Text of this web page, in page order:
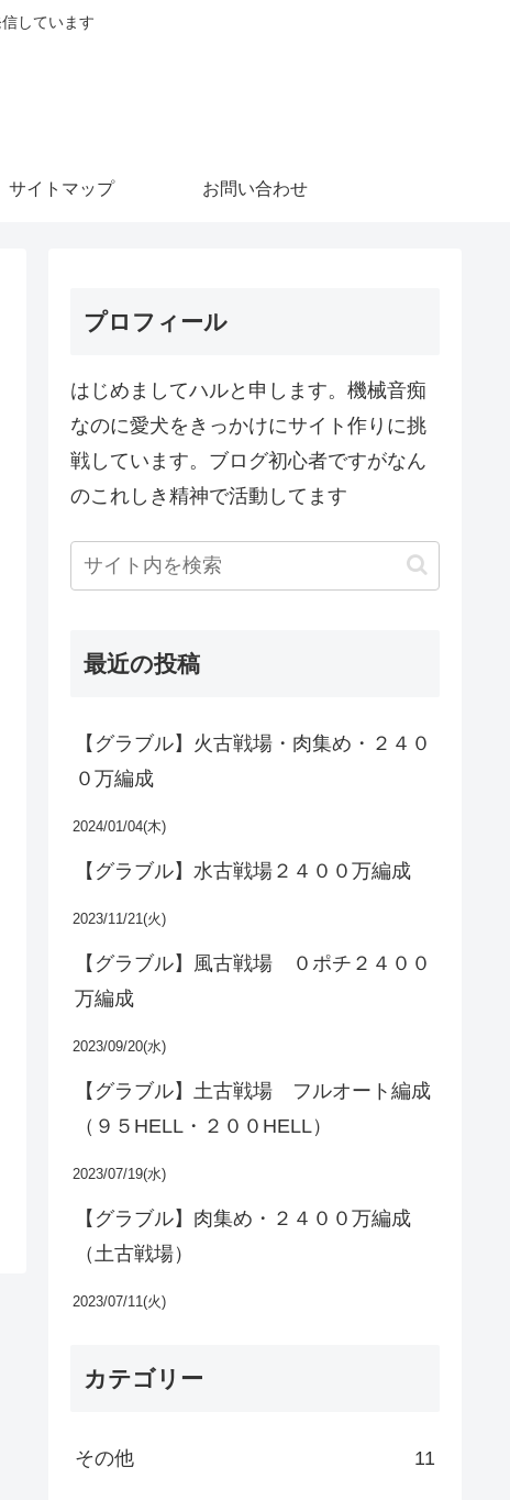
しています
サイトマップ お問い合わせ
プロフィール
はじめましてハルと申します。機械音痴
なのに愛犬をきっかけにサイト作りに挑
戦しています。ブログ初心者ですがなん
のこれしき精神で活動してます
最近の投稿
【グラブル】火古戦場・肉集め・２４０
０万編成
2024/01/04(木)
【グラブル】水古戦場２４００万編成
2023/11/21(火)
【グラブル】風古戦場 ０ポチ２４００
万編成
2023/09/20(水)
【グラブル】土古戦場 フルオート編成
（９５HELL・２００HELL）
2023/07/19(水)
【グラブル】肉集め・２４００万編成
（土古戦場）
2023/07/11(火)
カテゴリー
その他 11